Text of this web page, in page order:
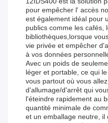
pour empêcher l' accès
est également idéal pour
publics comme les cafés,
bibliothèques,lorsque
vie privée et empêcher
à vos données
Avec un poids de
léger et portable, ce qui
vous partout où vous
d'allumage/d'arrêt qui
l'éteindre rapidement au
quantité minimale de
et un emballage neutre,